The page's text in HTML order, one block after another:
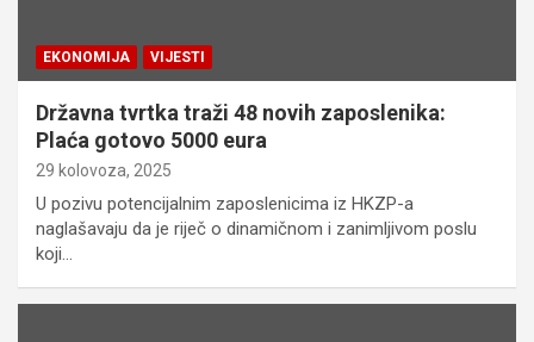
EKONOMIJA VIJESTI
Državna tvrtka traži 48 novih zaposlenika:
Plaća gotovo 5000 eura
29 kolovoza, 2025
U pozivu potencijalnim zaposlenicima iz HKZP-a
naglašavaju da je riječ o dinamičnom i zanimljivom poslu
koji…